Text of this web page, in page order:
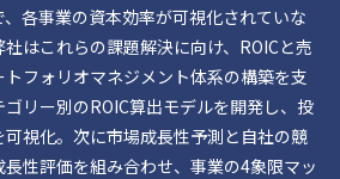
各事業の資本効率が可視化されていな
はこれらの課題解決に向け、ROICと売
トフォリオマネジメント体系の構築を支
リー別のROIC算出モデルを開発し、投
視化。次に市場成長性予測と自社の競
性評価を組み合わせ、事業の4象限マッ